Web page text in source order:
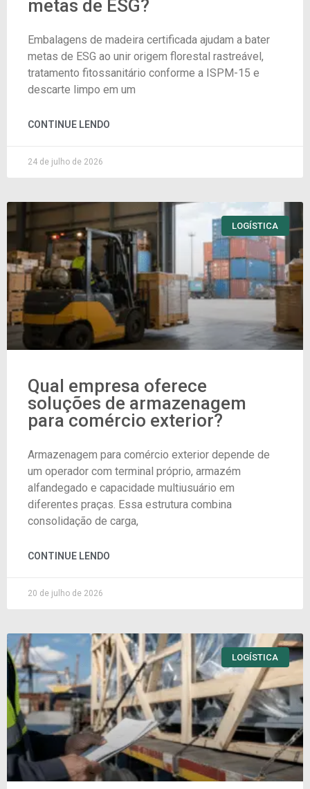
metas de ESG?
Embalagens de madeira certificada ajudam a bater
metas de ESG ao unir origem florestal rastreável,
tratamento fitossanitário conforme a ISPM-15 e
descarte limpo em um
CONTINUE LENDO
24 de julho de 2026
LOGÍSTICA
Qual empresa oferece
soluções de armazenagem
para comércio exterior?
Armazenagem para comércio exterior depende de
um operador com terminal próprio, armazém
alfandegado e capacidade multiusuário em
diferentes praças. Essa estrutura combina
consolidação de carga,
CONTINUE LENDO
20 de julho de 2026
LOGÍSTICA